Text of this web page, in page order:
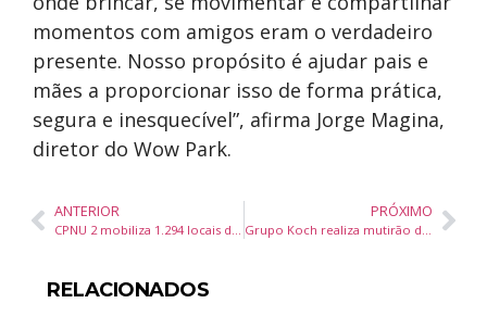
momentos com amigos eram o verdadeiro
presente. Nosso propósito é ajudar pais e
mães a proporcionar isso de forma prática,
segura e inesquecível”, afirma Jorge Magina,
diretor do Wow Park.
ANTERIOR
CPNU 2 mobiliza 1.294 locais de prova em 228 cidades e reúne mais de 760 mil inscritos
PRÓXIMO
Grupo Koch realiza mutirão de empregos em Santa Catarina com contratação por diárias e pagamento semanal
RELACIONADOS